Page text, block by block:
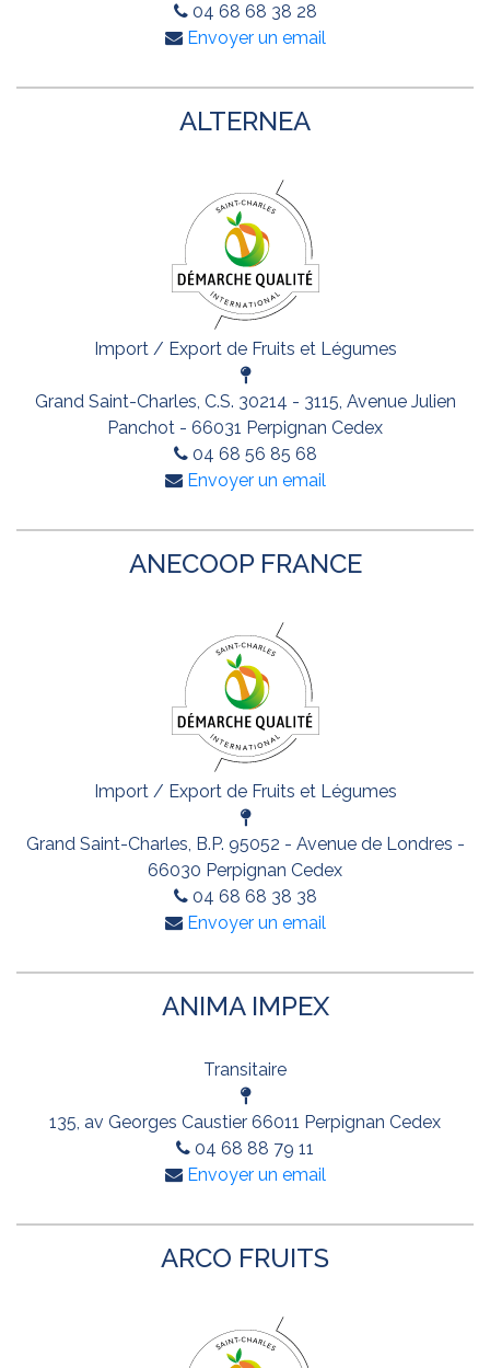
04 68 68 38 28
Envoyer un email
ALTERNEA
Import / Export de Fruits et Légumes
Grand Saint-Charles, C.S. 30214 - 3115, Avenue Julien
Panchot - 66031 Perpignan Cedex
04 68 56 85 68
Envoyer un email
ANECOOP FRANCE
Import / Export de Fruits et Légumes
Grand Saint-Charles, B.P. 95052 - Avenue de Londres -
66030 Perpignan Cedex
04 68 68 38 38
Envoyer un email
ANIMA IMPEX
Transitaire
135, av Georges Caustier 66011 Perpignan Cedex
04 68 88 79 11
Envoyer un email
ARCO FRUITS